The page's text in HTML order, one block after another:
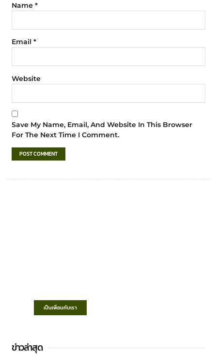
Name *
Email *
Website
Save My Name, Email, And Website In This Browser
For The Next Time I Comment.
เป็นเพื่อนกับเรา
ข่าวล่าสุด